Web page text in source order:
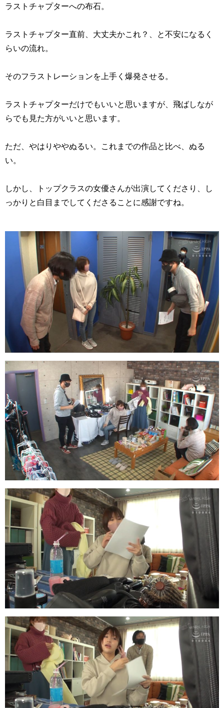
ラストチャプターへの布石。
ラストチャプター直前、大丈夫かこれ？、と不安になるく
らいの流れ。
そのフラストレーションを上手く爆発させる。
ラストチャプターだけでもいいと思いますが、飛ばしなが
らでも見た方がいいと思います。
ただ、やはりややぬるい。これまでの作品と比べ、ぬる
い。
しかし、トップクラスの女優さんが出演してくださり、し
っかりと白目までしてくださることに感謝ですね。